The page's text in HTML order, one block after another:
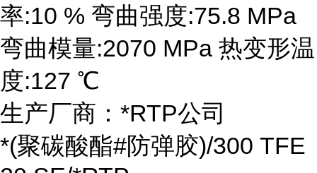
率:10 % 弯曲强度:75.8 MPa
弯曲模量:2070 MPa 热变形温
度:127 ℃
生产厂商：*RTP公司
*(聚碳酸酯#防弹胶)/300 TFE